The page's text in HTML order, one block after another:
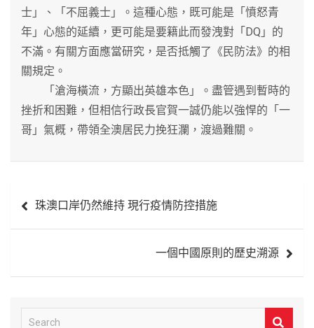
士」、「不屈義士」。這種心態，既可能是「憤怒青
年」心態的延續，更可能是要籍此而發洩對「DQ」的
不滿。有關方面應當研究，是否抵觸了《民防法》的相
關規定。
「滄海橫流，方顯出英雄本色」。盡管遇到暫時的
挫折和困難，但相信行政長官賀一誠仍能以強悍的「一
哥」氣概，帶領全澳居民力挽狂瀾，渡過難關。
章 珠澳口岸仍然維持 現行疫情防控措施
一個中國原則的歷史溯源